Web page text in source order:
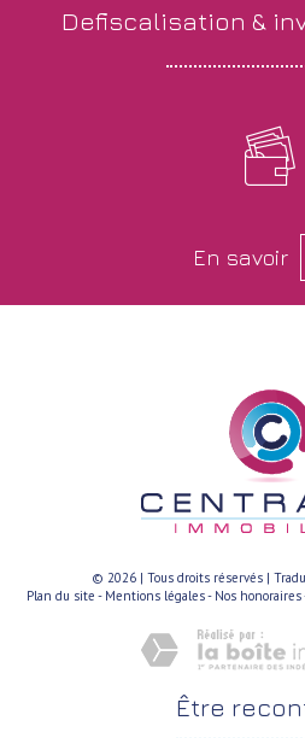
defiscalisation &
En savoir
© 2026 | Tous droits réservés |
Plan du site - Mentions légales- Nos honoraires
être